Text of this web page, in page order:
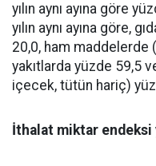
yılın aynı ayına göre
yılın aynı ayına göre,
20,0, ham maddelerde
yakıtlarda yüzde 59,5
içecek, tütün hariç)
İthalat miktar endeksi